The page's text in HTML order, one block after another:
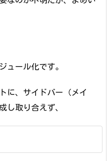
ュール化です。
に、サイドバー（メイ
し取り合えず、